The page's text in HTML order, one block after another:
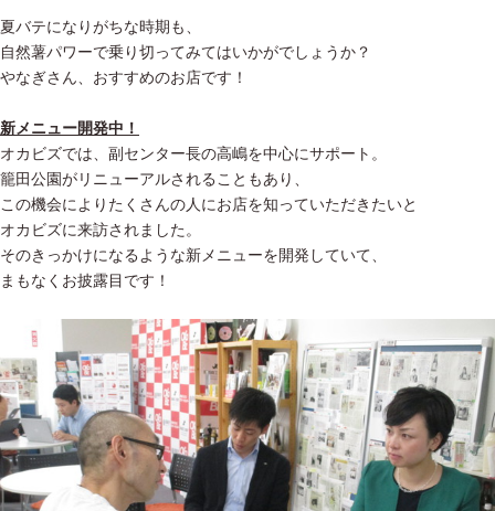
夏バテになりがちな時期も、
自然薯パワーで乗り切ってみてはいかがでしょうか？
やなぎさん、おすすめのお店です！
新メニュー開発中！
オカビズでは、副センター長の高嶋を中心にサポート。
籠田公園がリニューアルされることもあり、
この機会によりたくさんの人にお店を知っていただきたいと
オカビズに来訪されました。
そのきっかけになるような新メニューを開発していて、
まもなくお披露目です！